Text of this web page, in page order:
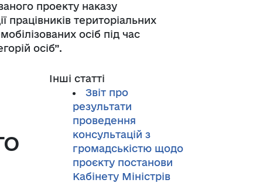
проекту наказу
працівників територіальних
осіб під час
осіб”.
Інші статті
Звіт про
результати
проведення
консультацій з
громадськістю щодо
проєкту постанови
Кабінету Міністрів